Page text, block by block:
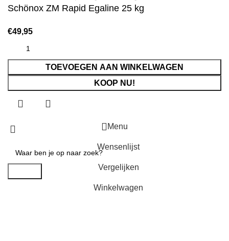
Schönox ZM Rapid Egaline 25 kg
€49,95
TOEVOEGEN AAN WINKELWAGEN
KOOP NU!
Menu
Wensenlijst
Vergelijken
Winkelwagen